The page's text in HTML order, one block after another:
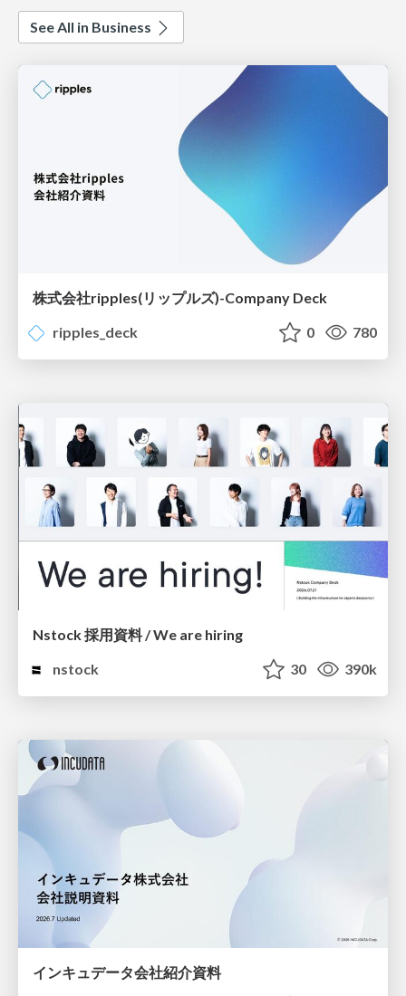
See All in Business
株式会社ripples(リップルズ)-Company Deck
ripples_deck
0 780
Nstock 採用資料 / We are hiring
nstock
30 390k
インキュデータ会社紹介資料